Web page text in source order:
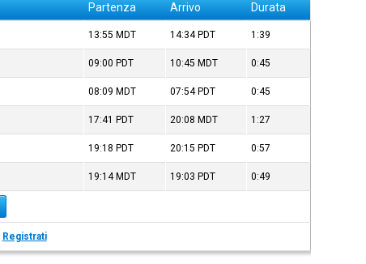
Partenza Arrivo Durata
13:55 MDT 14:34 PDT 1:39
09:00 PDT 10:45 MDT 0:45
08:09 MDT 07:54 PDT 0:45
17:41 PDT 20:08 MDT 1:27
19:18 PDT 20:15 PDT 0:57
19:14 MDT 19:03 PDT 0:49
Registrati